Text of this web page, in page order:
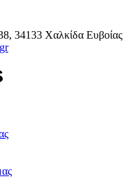
34133 Χαλκίδα Ευβοίας